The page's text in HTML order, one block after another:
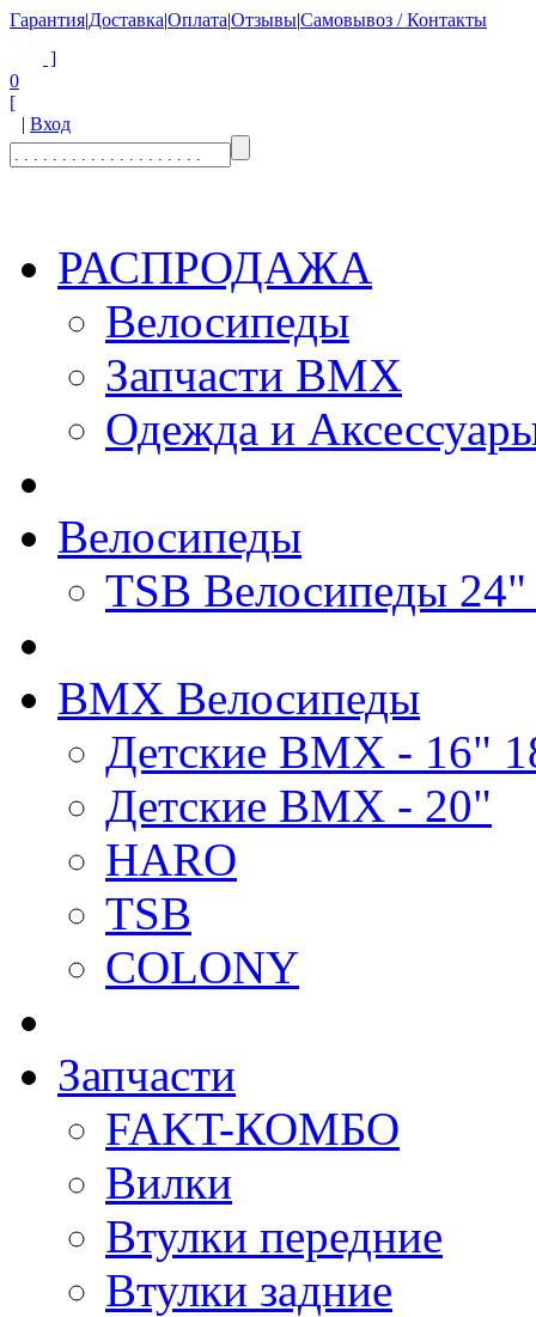
Гарантия|Доставка|Оплата|Отзывы|Самовывоз / Контакты
]
0
[
| Вход
РАСПРОДАЖА
Велосипеды
Запчасти BMX
Одежда и
Велосипеды
TSB Велосипеды
BMX Велосипеды
Детские BMX - 16"
Детские BMX - 20"
HARO
TSB
COLONY
Запчасти
FAKT-КОМБО
Вилки
Втулки передние
Втулки задние